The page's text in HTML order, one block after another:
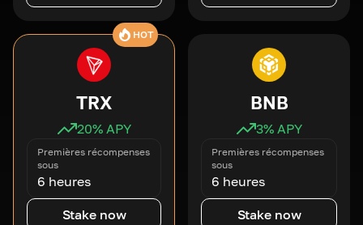
HOT
TRX
20% APY
Premières récompenses
sous
6 heures
Stake now
BNB
3% APY
Premières récompenses
sous
6 heures
Stake now